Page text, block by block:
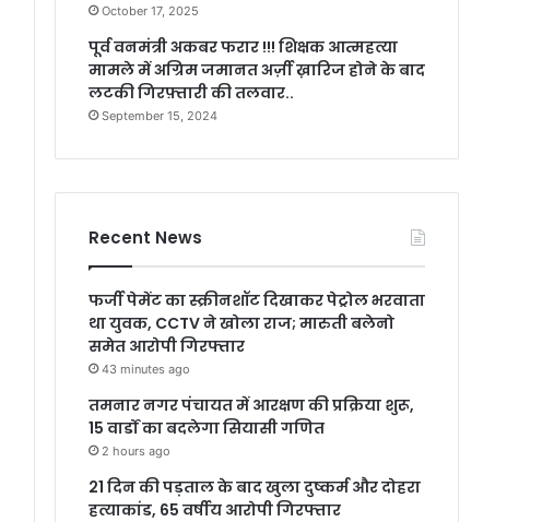
October 17, 2025
पूर्व वनमंत्री अकबर फरार !!! शिक्षक आत्महत्या
मामले में अग्रिम जमानत अर्ज़ी ख़ारिज होने के बाद
लटकी गिरफ़्तारी की तलवार..
September 15, 2024
Recent News
फर्जी पेमेंट का स्क्रीनशॉट दिखाकर पेट्रोल भरवाता
था युवक, CCTV ने खोला राज; मारुती बलेनो
समेत आरोपी गिरफ्तार
43 minutes ago
तमनार नगर पंचायत में आरक्षण की प्रक्रिया शुरू,
15 वार्डों का बदलेगा सियासी गणित
2 hours ago
21 दिन की पड़ताल के बाद खुला दुष्कर्म और दोहरा
हत्याकांड, 65 वर्षीय आरोपी गिरफ्तार